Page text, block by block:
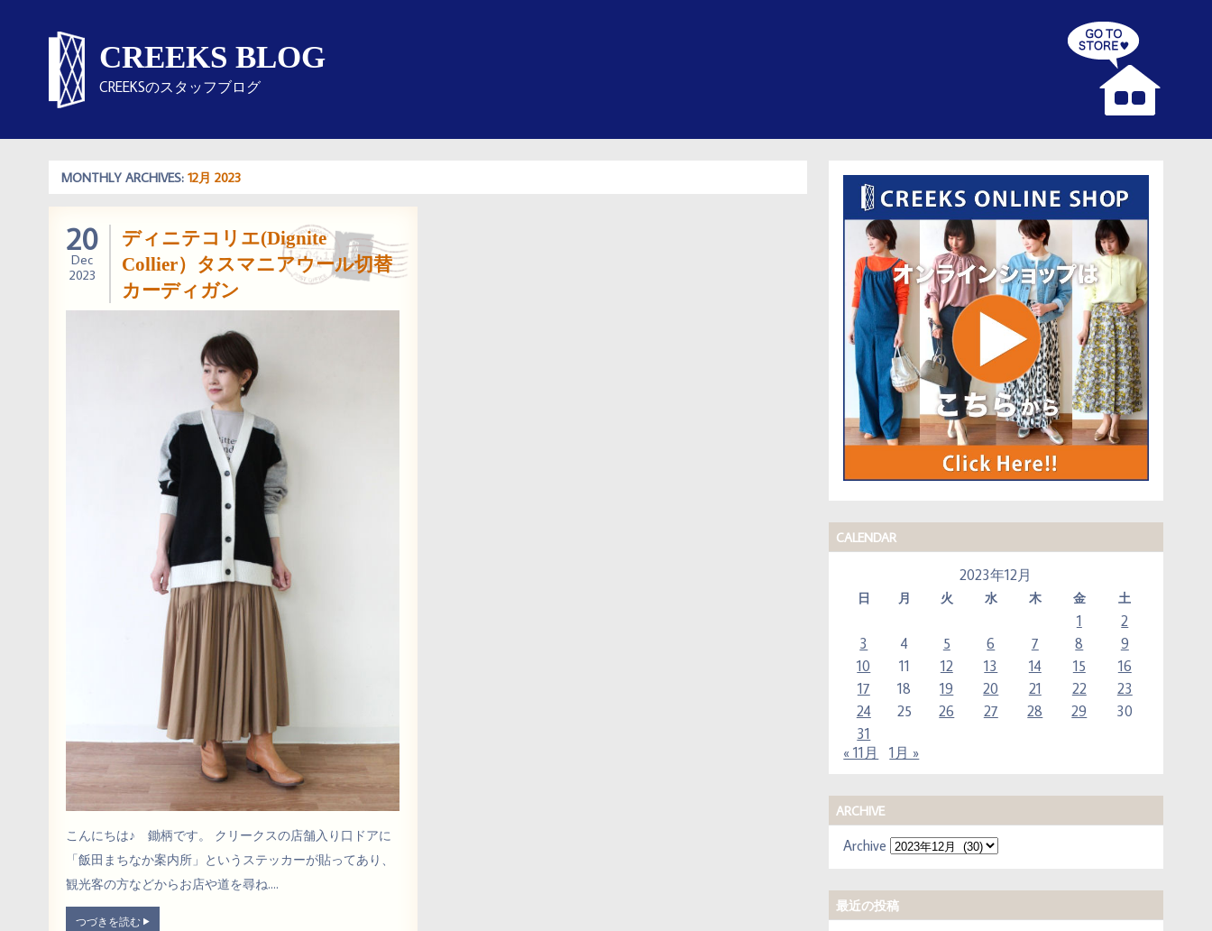
CREEKS BLOG
CREEKSのスタッフブログ
MONTHLY ARCHIVES:12月 2023
20
Dec
2023
ディニテコリエ(Dignite
Collier）タスマニアウール切替
カーディガン
こんにちは♪ 鋤柄です。 クリークスの店舗入り口ドアに
「飯田まちなか案内所」というステッカーが貼ってあり、
観光客の方などからお店や道を尋ね....
つづきを読む
CALENDAR
2023年12月
日 月 火 水 木 金 土
1
2
3
4 5 6 7 8
9
10
11 12 13 14 15
16
17
18 19 20 21 22
23
24
25 26 27 28 29
30
31
« 11月
1月 »
ARCHIVE
Archive
最近の投稿